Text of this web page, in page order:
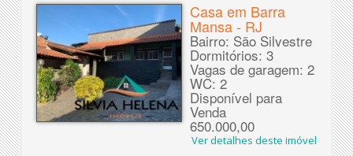
Casa em Barra
Mansa - RJ
Bairro: São Silvestre
Dormitórios: 3
Vagas de garagem: 2
WC: 2
Disponível para
Venda
650.000,00
Ver detalhes deste imóvel